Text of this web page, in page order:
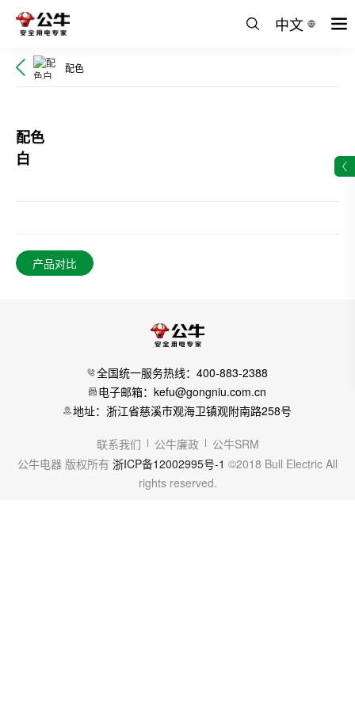
中文
配色
配色
白
产品对比
全国统一服务热线：400-883-2388
电子邮箱：kefu@gongniu.com.cn
地址：浙江省慈溪市观海卫镇观附南路258号
联系我们 公牛廉政
公牛SRM
公牛电器 版权所有 浙ICP备12002995号-1 ©2018 Bull Electric All
rights reserved.